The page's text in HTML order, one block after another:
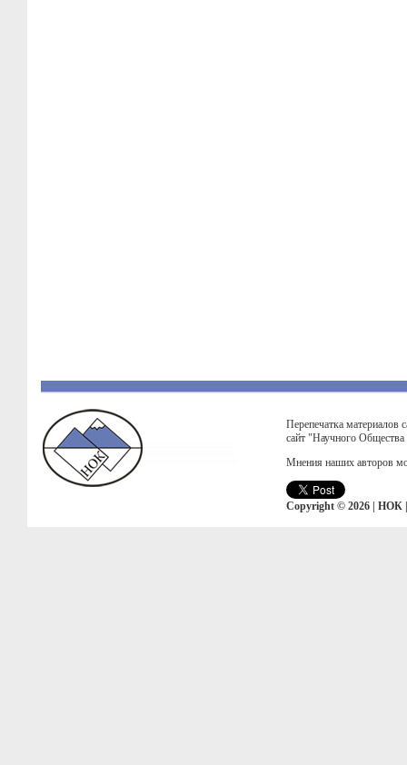
Перепечатка материалов
сайт "Научного
Мнения наших авторов
Copyright © 2026 | НОК